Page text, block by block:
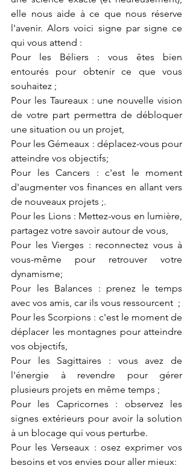
elle nous aide à ce que nous réserve
l'avenir. Alors voici signe par signe ce
qui vous attend :
Pour les Béliers : vous êtes bien
entourés pour obtenir ce que vous
souhaitez ;
Pour les Taureaux : une nouvelle vision
de votre part permettra de débloquer
une situation ou un projet,
Pour les Gémeaux : déplacez-vous pour
atteindre vos objectifs;
Pour les Cancers : c'est le moment
d'augmenter vos finances en allant vers
de nouveaux projets ;.
Pour les Lions : Mettez-vous en lumière,
partagez votre savoir autour de vous,
Pour les Vierges : reconnectez vous à
vous-même pour retrouver votre
dynamisme;
Pour les Balances : prenez le temps
avec vos amis, car ils vous ressourcent  ;
Pour les Scorpions : c'est le moment de
déplacer les montagnes pour atteindre
vos objectifs,
Pour les Sagittaires : vous avez de
l'énergie à revendre pour gérer
plusieurs projets en même temps ;
Pour les Capricornes : observez les
signes extérieurs pour avoir la solution
à un blocage qui vous perturbe.
Pour les Verseaux : osez exprimer vos
besoins et vos envies pour aller mieux;